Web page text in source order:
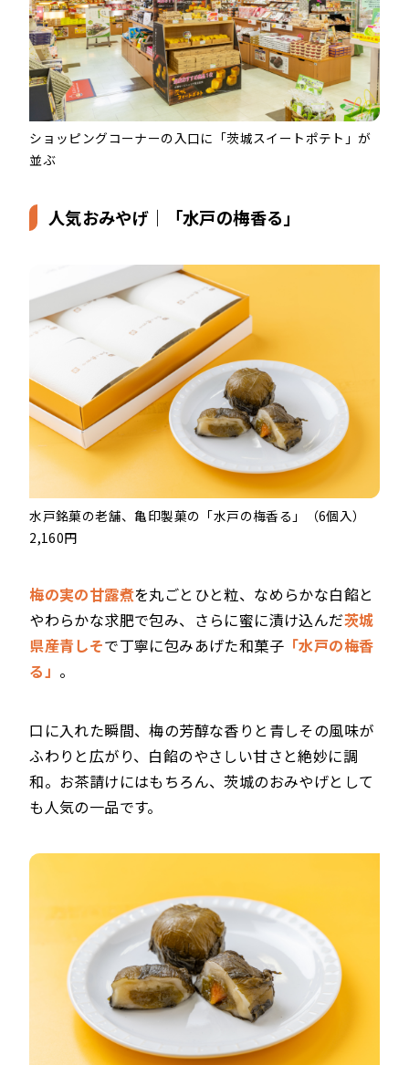
ショッピングコーナーの入口に「茨城スイートポテト」が
並ぶ
人気おみやげ｜「水戸の梅香る」
水戸銘菓の老舗、亀印製菓の「水戸の梅香る」（6個入）
2,160円
梅の実の甘露煮を丸ごとひと粒、なめらかな白餡と
やわらかな求肥で包み、さらに蜜に漬け込んだ茨城
県産青しそで丁寧に包みあげた和菓子「水戸の梅香
る」 。
口に入れた瞬間、梅の芳醇な香りと青しその風味が
ふわりと広がり、白餡のやさしい甘さと絶妙に調
和。お茶請けにはもちろん、茨城のおみやげとして
も人気の一品です。